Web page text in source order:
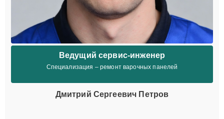
Ведущий сервис-инженер
Специализация – ремонт варочных панелей
Дмитрий Сергеевич Петров